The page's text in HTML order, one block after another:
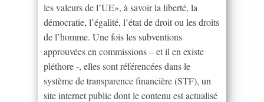
les valeurs de l’UE», à savoir la liberté, la
démocratie, l’égalité, l’état de droit ou les droits
de l’homme. Une fois les subventions
approuvées en commissions – et il en existe
pléthore -, elles sont référencées dans le
système de transparence financière (STF), un
site internet public dont le contenu est actualisé